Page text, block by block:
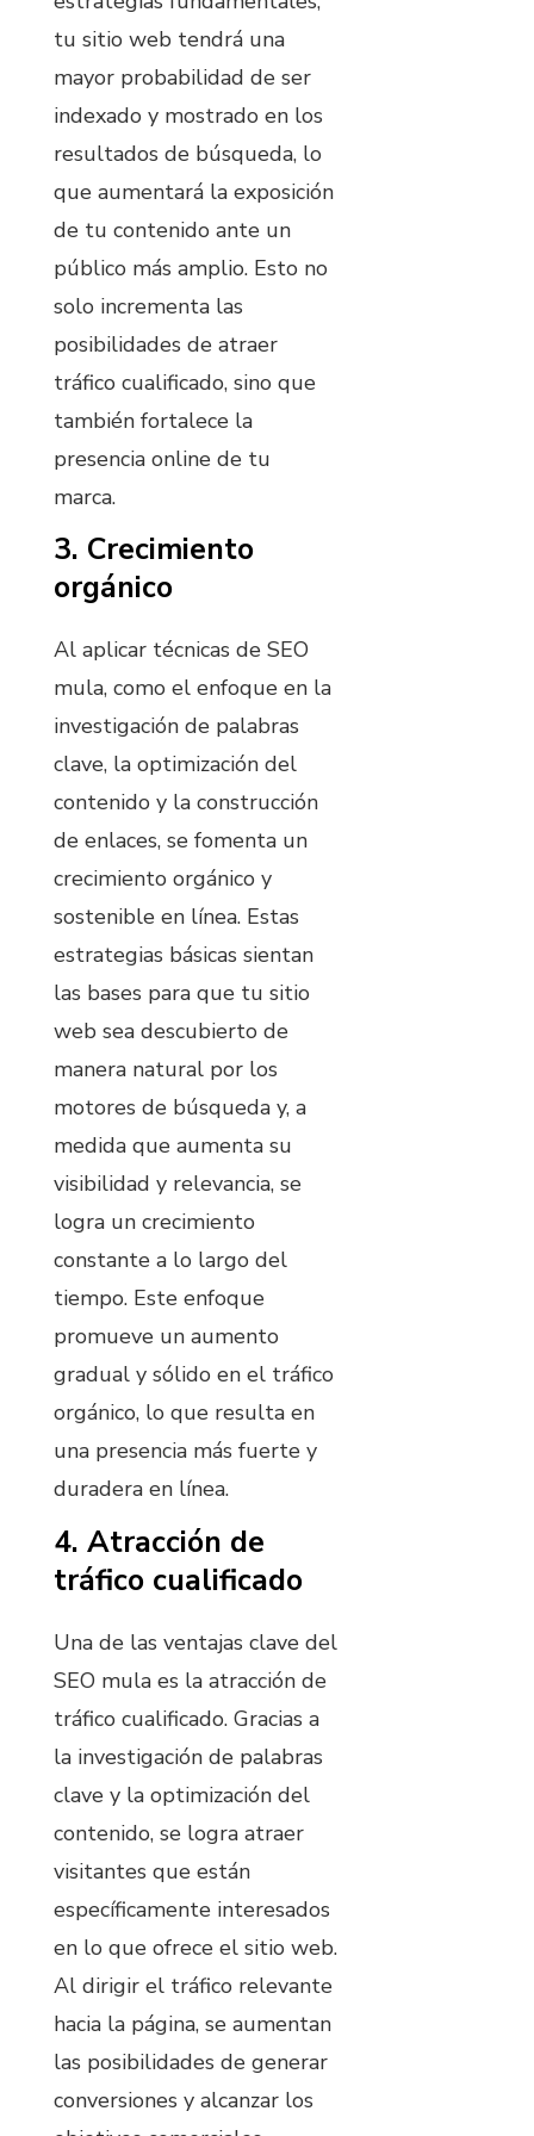
tu sitio web tendrá una
mayor probabilidad de ser
indexado y mostrado en los
resultados de búsqueda, lo
que aumentará la exposición
de tu contenido ante un
público más amplio. Esto no
solo incrementa las
posibilidades de atraer
tráfico cualificado, sino que
también fortalece la
presencia online de tu
marca.
3. Crecimiento
orgánico
Al aplicar técnicas de SEO
mula, como el enfoque en la
investigación de palabras
clave, la optimización del
contenido y la construcción
de enlaces, se fomenta un
crecimiento orgánico y
sostenible en línea. Estas
estrategias básicas sientan
las bases para que tu sitio
web sea descubierto de
manera natural por los
motores de búsqueda y, a
medida que aumenta su
visibilidad y relevancia, se
logra un crecimiento
constante a lo largo del
tiempo. Este enfoque
promueve un aumento
gradual y sólido en el tráfico
orgánico, lo que resulta en
una presencia más fuerte y
duradera en línea.
4. Atracción de
tráfico cualificado
Una de las ventajas clave del
SEO mula es la atracción de
tráfico cualificado. Gracias a
la investigación de palabras
clave y la optimización del
contenido, se logra atraer
visitantes que están
específicamente interesados
en lo que ofrece el sitio web.
Al dirigir el tráfico relevante
hacia la página, se aumentan
las posibilidades de generar
conversiones y alcanzar los